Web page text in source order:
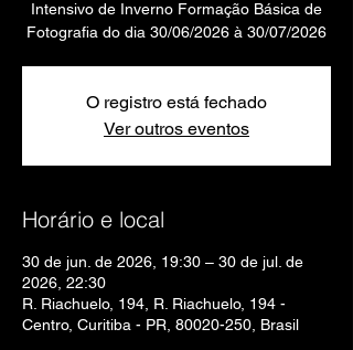
Intensivo de Inverno Formação Básica de
Fotografia do dia 30/06/2026 à 30/07/2026
O registro está fechado
Ver outros eventos
Horário e local
30 de jun. de 2026, 19:30 – 30 de jul. de
2026, 22:30
R. Riachuelo, 194, R. Riachuelo, 194 -
Centro, Curitiba - PR, 80020-250, Brasil